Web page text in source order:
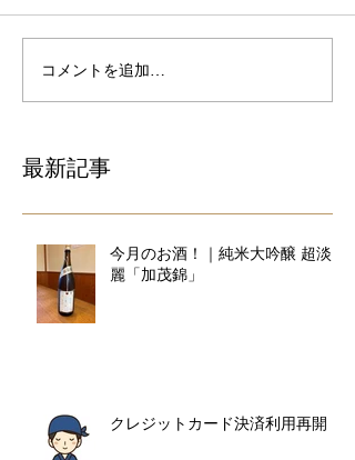
コメントを追加…
最新記事
今月のお酒！｜純米大吟醸 超淡
麗「加茂錦」
クレジットカード決済利用再開